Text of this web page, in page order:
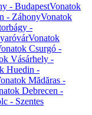
- BudapestVonatok
- ZáhonyVonatok
-
Vonatok
Csurgó -
Vásárhely -
Huedin -
Mădăras -
Debrecen -
- Szentes